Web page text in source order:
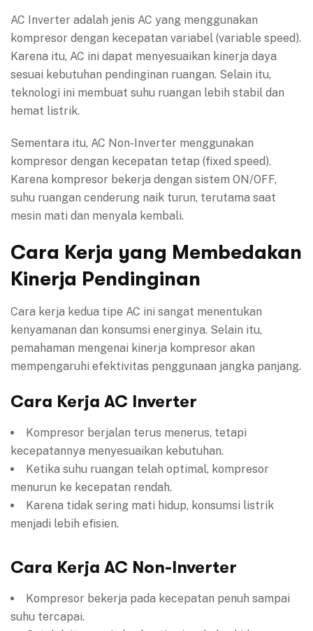
AC Inverter adalah jenis AC yang menggunakan
kompresor dengan kecepatan variabel (variable speed).
Karena itu, AC ini dapat menyesuaikan kinerja daya
sesuai kebutuhan pendinginan ruangan. Selain itu,
teknologi ini membuat suhu ruangan lebih stabil dan
hemat listrik.
Sementara itu, AC Non-Inverter menggunakan
kompresor dengan kecepatan tetap (fixed speed).
Karena kompresor bekerja dengan sistem ON/OFF,
suhu ruangan cenderung naik turun, terutama saat
mesin mati dan menyala kembali.
Cara Kerja yang Membedakan
Kinerja Pendinginan
Cara kerja kedua tipe AC ini sangat menentukan
kenyamanan dan konsumsi energinya. Selain itu,
pemahaman mengenai kinerja kompresor akan
mempengaruhi efektivitas penggunaan jangka panjang.
Cara Kerja AC Inverter
Kompresor berjalan terus menerus, tetapi
kecepatannya menyesuaikan kebutuhan.
Ketika suhu ruangan telah optimal, kompresor
menurun ke kecepatan rendah.
Karena tidak sering mati hidup, konsumsi listrik
menjadi lebih efisien.
Cara Kerja AC Non-Inverter
Kompresor bekerja pada kecepatan penuh sampai
suhu tercapai.